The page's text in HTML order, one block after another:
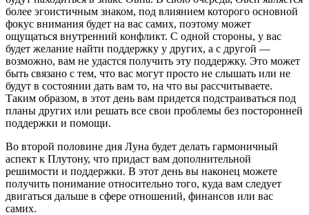
более эгоистичным знаком, под влиянием которого основной
фокус внимания будет на вас самих, поэтому может
ощущаться внутренний конфликт. С одной стороны, у вас
будет желание найти поддержку у других, а с другой —
возможно, вам не удастся получить эту поддержку. Это может
быть связано с тем, что вас могут просто не слышать или не
будут в состоянии дать вам то, на что вы рассчитываете.
Таким образом, в этот день вам придется подстраиваться под
планы других или решать все свои проблемы без посторонней
поддержки и помощи.
Во второй половине дня Луна будет делать гармоничный
аспект к Плутону, что придаст вам дополнительной
решимости и поддержки. В этот день вы наконец можете
получить понимание относительно того, куда вам следует
двигаться дальше в сфере отношений, финансов или вас
самих.